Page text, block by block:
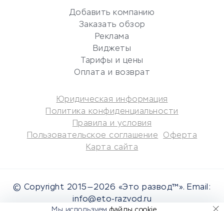
Бухгалтерия онлайн
Потребительские кредиты
Кредитные карты
Дебетовые карты
Микрофинансовые
Улучшение кредитной
Добавить компанию
Заказать обзор
Реклама
Виджеты
Тарифы и цены
Оплата и возврат
Юридическая информация
Политика конфиденциальности
Правила и условия
Пользовательское соглашение
Оферта
Карта сайта
© Copyright 2015—2026 «Это развод™». Email:
info@eto-razvod.ru